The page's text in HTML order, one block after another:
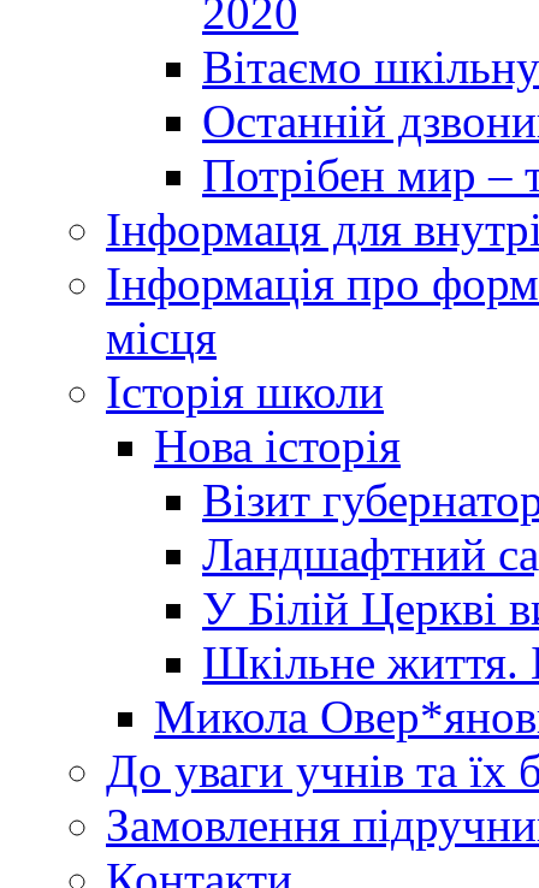
2020
Вітаємо
Останній
Потрібен мир –
Інформаця для
Інформація про
місця
Історія школи
Нова історія
Візит
Ландшафтний
У Білій Церкві
Шкільне життя.
Микола
До уваги учнів та їх
Замовлення